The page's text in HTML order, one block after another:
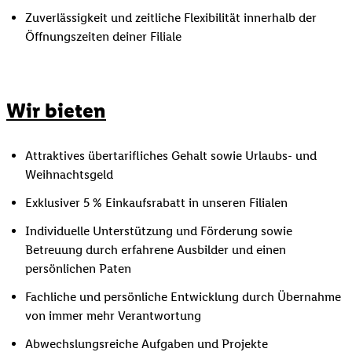
Zuverlässigkeit und zeitliche Flexibilität innerhalb der
Öffnungszeiten deiner Filiale
Wir bieten
Attraktives übertarifliches Gehalt sowie Urlaubs- und
Weihnachtsgeld
Exklusiver 5 % Einkaufsrabatt in unseren Filialen
Individuelle Unterstützung und Förderung sowie
Betreuung durch erfahrene Ausbilder und einen
persönlichen Paten
Fachliche und persönliche Entwicklung durch Übernahme
von immer mehr Verantwortung
Abwechslungsreiche Aufgaben und Projekte